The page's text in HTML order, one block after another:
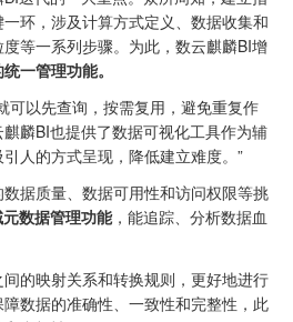
环，涉及计算方式定义、数据收集和
等一系列步骤。为此，数云麒麟BI增
一管理功能。
可以先查询，按需复用，避免重复作
麟BI也提供了数据可视化工具作为辅
人的方式呈现，降低建立难度。”
据质量、数据可用性和访问权限等挑
数据管理功能，能追踪、分析数据血
的映射关系和转换规则，更好地进行
数据的准确性、一致性和完整性，此